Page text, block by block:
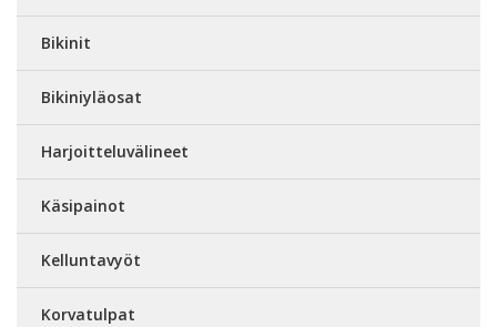
Bikinit
Bikiniyläosat
Harjoitteluvälineet
Käsipainot
Kelluntavyöt
Korvatulpat